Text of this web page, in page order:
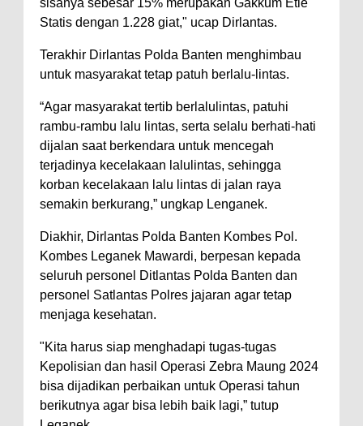
Statis dengan 1.228 giat," ucap Dirlantas.
Terakhir Dirlantas Polda Banten menghimbau
untuk masyarakat tetap patuh berlalu-lintas.
“Agar masyarakat tertib berlalulintas, patuhi
rambu-rambu lalu lintas, serta selalu berhati-hati
dijalan saat berkendara untuk mencegah
terjadinya kecelakaan lalulintas, sehingga
korban kecelakaan lalu lintas di jalan raya
semakin berkurang,” ungkap Lenganek.
Diakhir, Dirlantas Polda Banten Kombes Pol.
Kombes Leganek Mawardi, berpesan kepada
seluruh personel Ditlantas Polda Banten dan
personel Satlantas Polres jajaran agar tetap
menjaga kesehatan.
"Kita harus siap menghadapi tugas-tugas
Kepolisian dan hasil Operasi Zebra Maung 2024
bisa dijadikan perbaikan untuk Operasi tahun
berikutnya agar bisa lebih baik lagi,” tutup